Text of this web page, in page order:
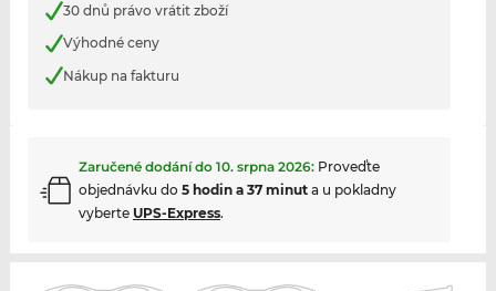
30 dnů právo vrátit zboží
Výhodné ceny
Nákup na fakturu
Zaručené dodání do 10. srpna 2026: Proveďte
objednávku do 5 hodin a 37 minuta u pokladny
vyberte UPS-Express.